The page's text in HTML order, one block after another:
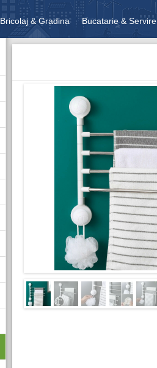
Bricolaj & Gradina Bucatarie & Servire
Unelte & Scule Jucarii, Copii & Bebe